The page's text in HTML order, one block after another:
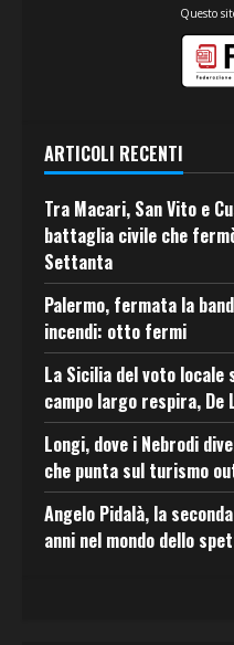
Questo
ARTICOLI RECENTI
Tra Macari, San Vito e
battaglia civile che
Settanta
Palermo, fermata la
incendi: otto fermi
La Sicilia del voto
campo largo respira, De
Longi, dove i Nebrodi
che punta sul turismo
Angelo Pidalà, la
anni nel mondo dello